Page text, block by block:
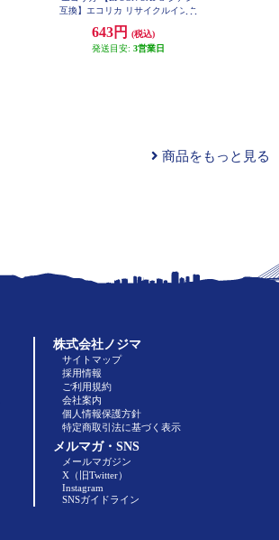
互換】エコリカ リサイクルインク
643円
(税込)
発送目安: 3営業日
商品をもっと見る
株式会社ノジマ
サイトマップ
採用情報
ご利用規約
会社案内
個人情報保護方針
特定商取引法に基づく表示
メルマガ・SNS
メールマガジン
X（旧Twitter）
Instagram
SNSガイドライン